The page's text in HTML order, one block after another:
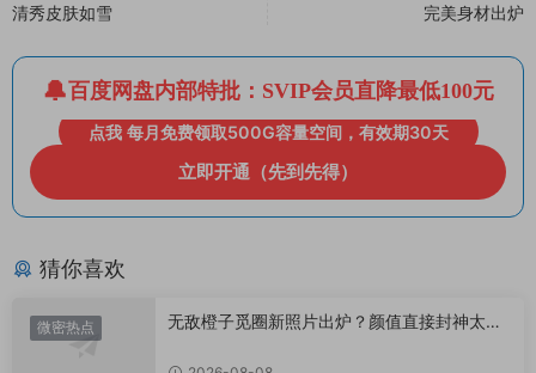
清秀皮肤如雪
完美身材出炉
百度网盘内部特批：SVIP会员直降最低100元
点我 每月免费领取500G容量空间，有效期30天
立即开通（先到先得）
猜你喜欢
微密热点
无敌橙子觅圈新照片出炉？颜值直接封神太惊